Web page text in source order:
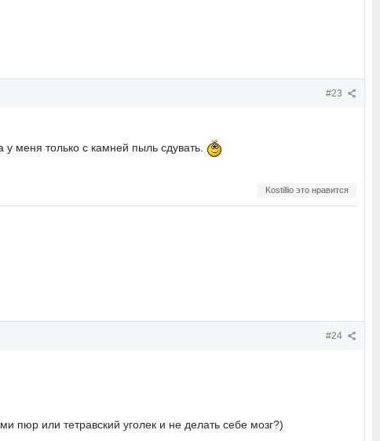
#23
меня только с камней пыль сдувать.
Kostillio это нравится
#24
пюр или тетравский уголек и не делать себе мозг?)